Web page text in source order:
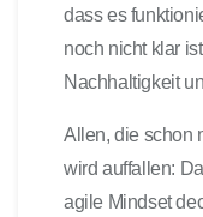
dass es
noch nicht klar
Nachhaltigkeit
Allen, die schon
wird auffallen:
agile Mindset